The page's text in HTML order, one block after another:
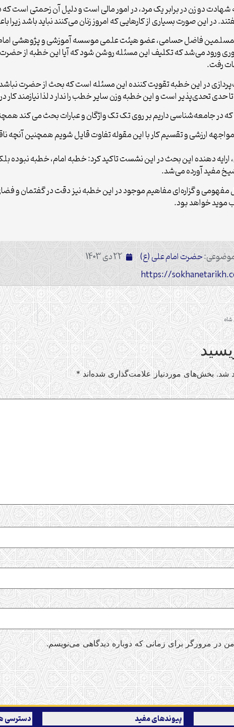
شهادت دو زن در برابر یک مرد، در امور مالی است و دلیل آن زحمتی است
در این صورت بسیاری از کارهایی که امروز زنان می‌کنند نباید باشد
فاضل حسامی، عضو هیئت علمی موسسه آموزشی و پژوهشی امام
ورود می‌شد که تکلیف این مسئله روشن شود که آیا این خطبه از
رفت.
در این خطبه تقویت کننده این مسئله است که بحث از حضرت
تحدی‌پذیر است و این خطبه وزن سایر خطب را ندار د لذا نیازمند کار
در جامعه‌شناسی داریم بر روی تک تک واژگان و عبارات بحث می کند
ارایه دهنده این بحث در این نشست تاکید کرد: خطبه امام، خطبه نبوده
مفید آورده می‌شد.
مفهومی و گزاره‌ای مفاهیم موجود در این خطبه نیز دقت در گفتمان و
موید خواهد بود.
حضرت امام علی (ع)
22 دی 1403
شاه
شد. بخش‌های موردنیاز علامت‌گذاری شده‌اند*
در مرورگر برای زمانی که دوباره دیدگاهی می‌نویسم.
پیوندهای مفید دسترسی